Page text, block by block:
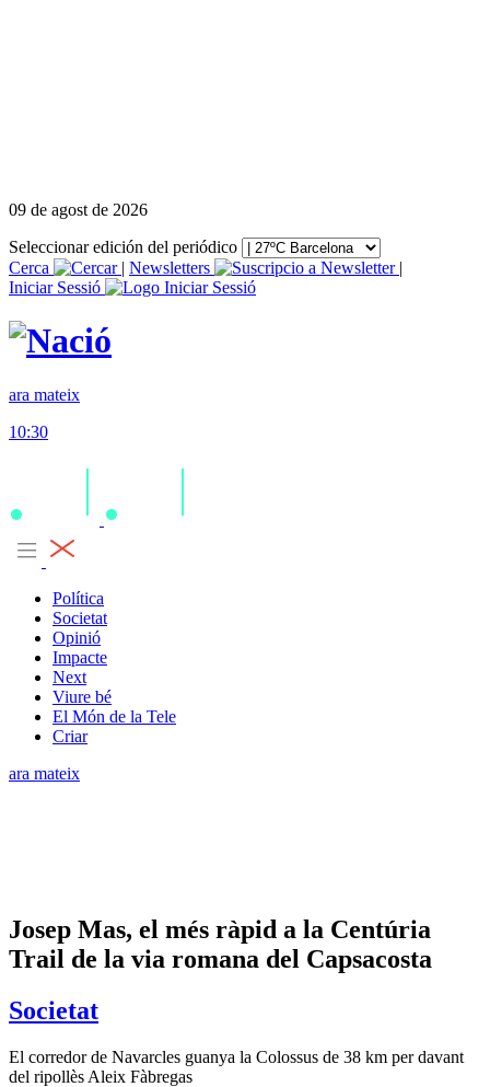
09 de agost de 2026
Seleccionar edición del periódico
Cerca
| Newsletters
|
Iniciar Sessió
ara mateix
10:30
Política
Societat
Opinió
Impacte
Next
Viure bé
El Món de la Tele
Criar
ara mateix
Josep Mas, el més ràpid a la Centúria
Trail de la via romana del Capsacosta
Societat
El corredor de Navarcles guanya la Colossus de 38 km per davant
del ripollès Aleix Fàbregas